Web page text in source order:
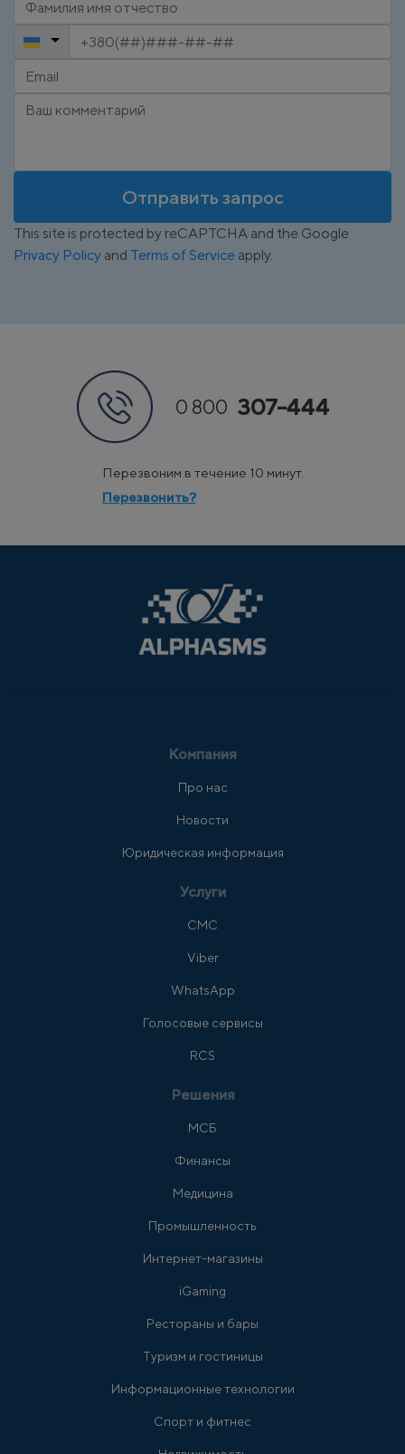
Отправить запрос
This site is protected by reCAPTCHA and the Google
Privacy Policy and Terms of Service apply.
0 800 307-444
Перезвоним в течение 10 минут.
Перезвонить?
Компания
Про нас
Новости
Юридическая информация
Услуги
СМС
Viber
WhatsApp
Голосовые сервисы
RCS
Решения
МСБ
Финансы
Медицина
Промышленность
Интернет-магазины
iGaming
Рестораны и бары
Туризм и гостиницы
Информационные технологии
Спорт и фитнес